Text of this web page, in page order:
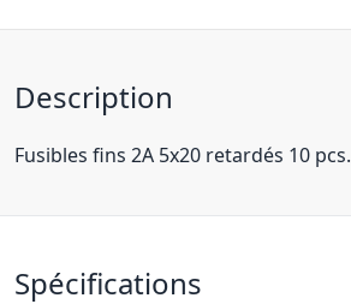
Description
Fusibles fins 2A 5x20 retardés 10 pcs.
Spécifications